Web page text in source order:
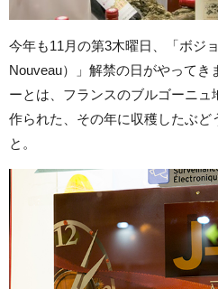
今年も11月の第3木曜日、「ボジ
Nouveau）」解禁の日がやってき
ーとは、フランスのブルゴーニ
作られた、その年に収穫したぶど
と。